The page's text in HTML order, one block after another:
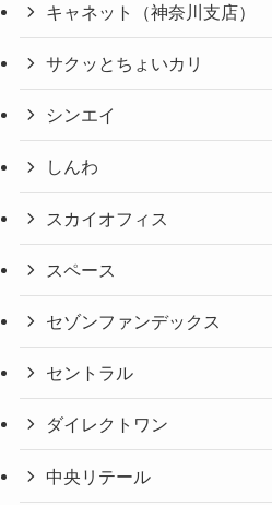
キャネット（神奈川支店）
サクッとちょいカリ
シンエイ
しんわ
スカイオフィス
スペース
セゾンファンデックス
セントラル
ダイレクトワン
中央リテール